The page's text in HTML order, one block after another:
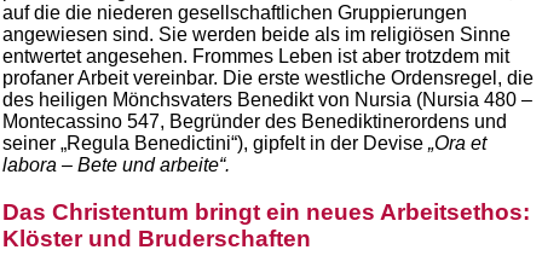
auf die die niederen gesellschaftlichen Gruppierungen
angewiesen sind. Sie werden beide als im religiösen Sinne
entwertet angesehen. Frommes Leben ist aber trotzdem mit
profaner Arbeit vereinbar. Die erste westliche Ordensregel, die
des heiligen Mönchsvaters Benedikt von Nursia (Nursia 480 –
Montecassino 547, Begründer des Benediktinerordens und
seiner „Regula Benedictini“), gipfelt in der Devise „Ora et
labora – Bete und arbeite“.
Das Christentum bringt ein neues Arbeitsethos:
Klöster und Bruderschaften